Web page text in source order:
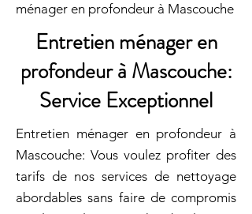
ménager en profondeur à Mascouche
Entretien ménager en
profondeur à Mascouche:
Service Exceptionnel
Entretien ménager en profondeur à
Mascouche: Vous voulez profiter des
tarifs de nos services de nettoyage
abordables sans faire de compromis